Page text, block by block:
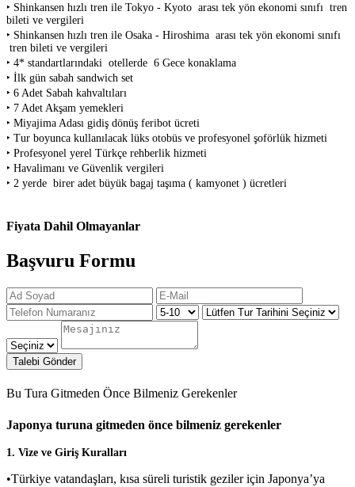
‣ Shinkansen hızlı tren ile Tokyo - Kyoto arası tek yön ekonomi sınıfı tren
bileti ve vergileri
‣ Shinkansen hızlı tren ile Osaka - Hiroshima arası tek yön ekonomi sınıfı
tren bileti ve vergileri
‣ 4* standartlarındaki otellerde 6 Gece konaklama
‣ İlk gün sabah sandwich set
‣ 6 Adet Sabah kahvaltıları
‣ 7 Adet Akşam yemekleri
‣ Miyajima Adası gidiş dönüş feribot ücreti
‣ Tur boyunca kullanılacak lüks otobüs ve profesyonel şoförlük hizmeti
‣ Profesyonel yerel Türkçe rehberlik hizmeti
‣ Havalimanı ve Güvenlik vergileri
‣ 2 yerde birer adet büyük bagaj taşıma ( kamyonet ) ücretleri
Fiyata Dahil Olmayanlar
Başvuru Formu
Talebi Gönder
Bu Tura Gitmeden Önce Bilmeniz Gerekenler
Japonya turuna gitmeden önce bilmeniz gerekenler
1. Vize ve Giriş Kuralları
•Türkiye vatandaşları, kısa süreli turistik geziler için Japonya’ya